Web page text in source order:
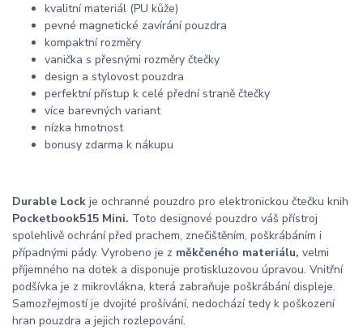
kvalitní materiál (PU kůže)
pevné magnetické zavírání pouzdra
kompaktní rozměry
vanička s přesnými rozměry čtečky
design a stylovost pouzdra
perfektní přístup k celé přední straně čtečky
více barevných variant
nízka hmotnost
bonusy zdarma k nákupu
Durable Lock je ochranné pouzdro pro elektronickou čtečku knih
Pocketbook515 Mini. Toto designové pouzdro váš přístroj
spolehlivě ochrání před prachem, znečištěním, poškrábáním i
případnými pády. Vyrobeno je z měkčeného materiálu, velmi
příjemného na dotek a disponuje protiskluzovou úpravou. Vnitřní
podšívka je z mikrovlákna, která zabraňuje poškrábání displeje.
Samozřejmostí je dvojité prošívání, nedochází tedy k poškození
hran pouzdra a jejich rozlepování.